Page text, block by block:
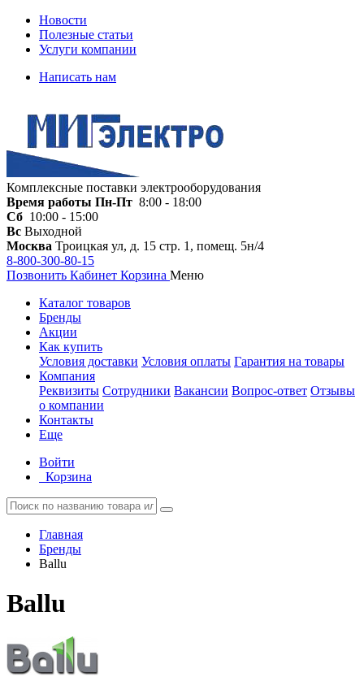
Новости
Полезные статьи
Услуги компании
Написать нам
Комплексные поставки электрооборудования
Время работы Пн-Пт 8:00 - 18:00
Сб 10:00 - 15:00
Вс Выходной
Москва Троицкая ул, д. 15 стр. 1, помещ. 5н/4
8-800-300-80-15
Позвонить Кабинет Корзина Меню
Каталог товаров
Бренды
Акции
Как купить
Условия доставки Условия оплаты Гарантия на товары
Компания
Реквизиты Сотрудники Вакансии Вопрос-ответ Отзывы
о компании
Контакты
Еще
Войти
Корзина
Главная
Бренды
Ballu
Ballu